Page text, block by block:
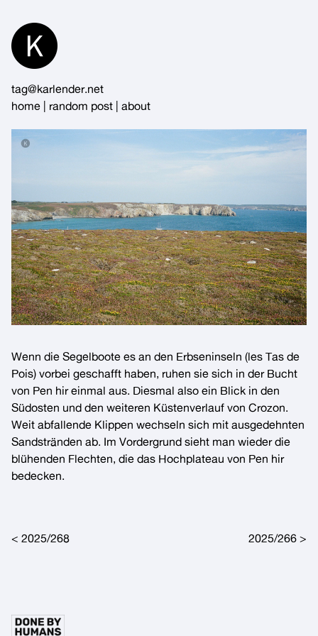
Content
tag@karlender.net
home
random post about
Wenn die Segelboote es an den Erbseninseln (les Tas de
Pois) vorbei geschafft haben, ruhen sie sich in der Bucht
von Pen hireinmal aus. Diesmal also ein Blick in den
Südosten und den weiteren Küstenverlauf von Crozon.
Weit abfallende Klippen wechseln sich mit ausgedehnten
Sandstränden ab. Im Vordergrund sieht man wieder die
blühenden Flechten, die das Hochplateau von Pen hir
bedecken.
Post navigation
2025/268 2025/266